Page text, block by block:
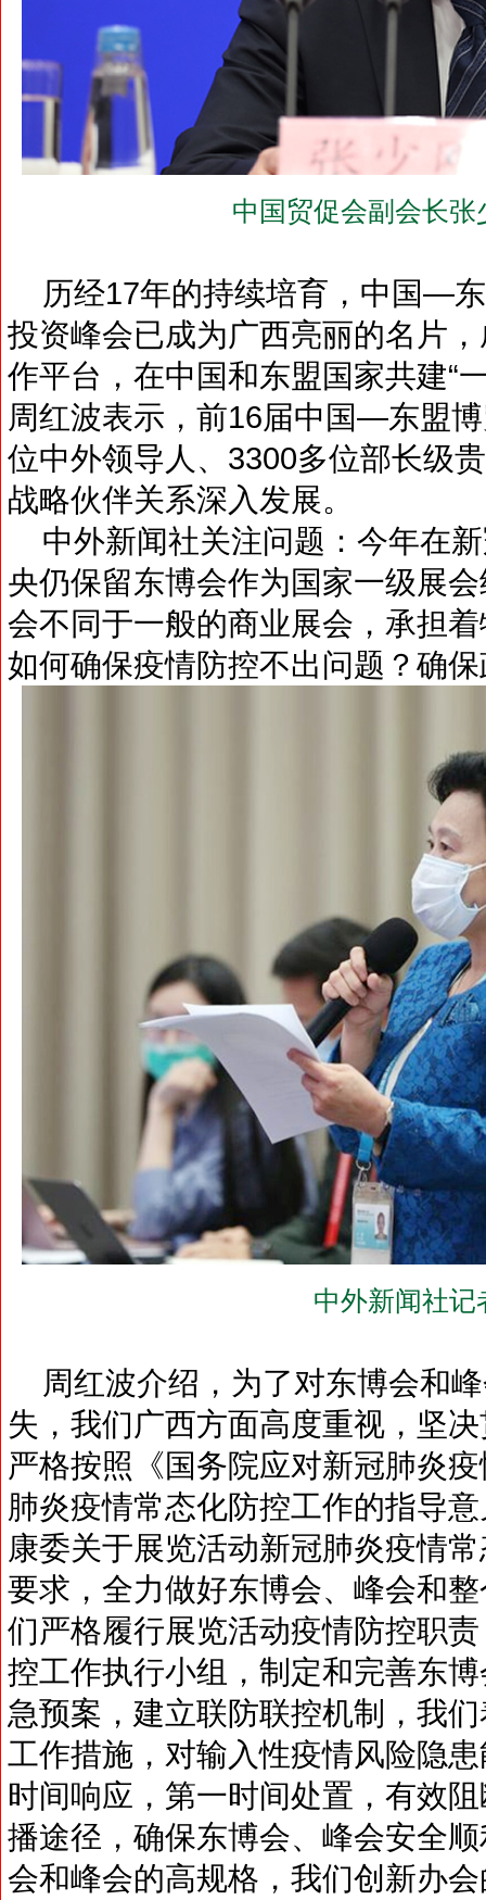
中国贸促会副会长
历经17年的持续培育，中国—
投资峰会已成为广西亮丽的名片
作平台，在中国和东盟国家共建“
周红波表示，前16届中国—东盟
位中外领导人、3300多位部长级
战略伙伴关系深入发展。
中外新闻社关注问题：今年在
央仍保留东博会作为国家一级展
会不同于一般的商业展会，承担
如何确保疫情防控不出问题？确
中外新闻社记
周红波介绍，为了对东博会和
失，我们广西方面高度重视，坚
严格按照《国务院应对新冠肺炎
肺炎疫情常态化防控工作的指导
康委关于展览活动新冠肺炎疫情
要求，全力做好东博会、峰会和
们严格履行展览活动疫情防控职
控工作执行小组，制定和完善东
急预案，建立联防联控机制，我
工作措施，对输入性疫情风险隐
时间响应，第一时间处置，有效
播途径，确保东博会、峰会安全
会和峰会的高规格，我们创新办